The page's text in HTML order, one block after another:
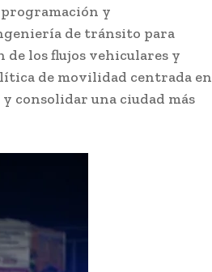
y
de tránsito para
los flujos vehiculares y
de movilidad centrada en
consolidar una ciudad más